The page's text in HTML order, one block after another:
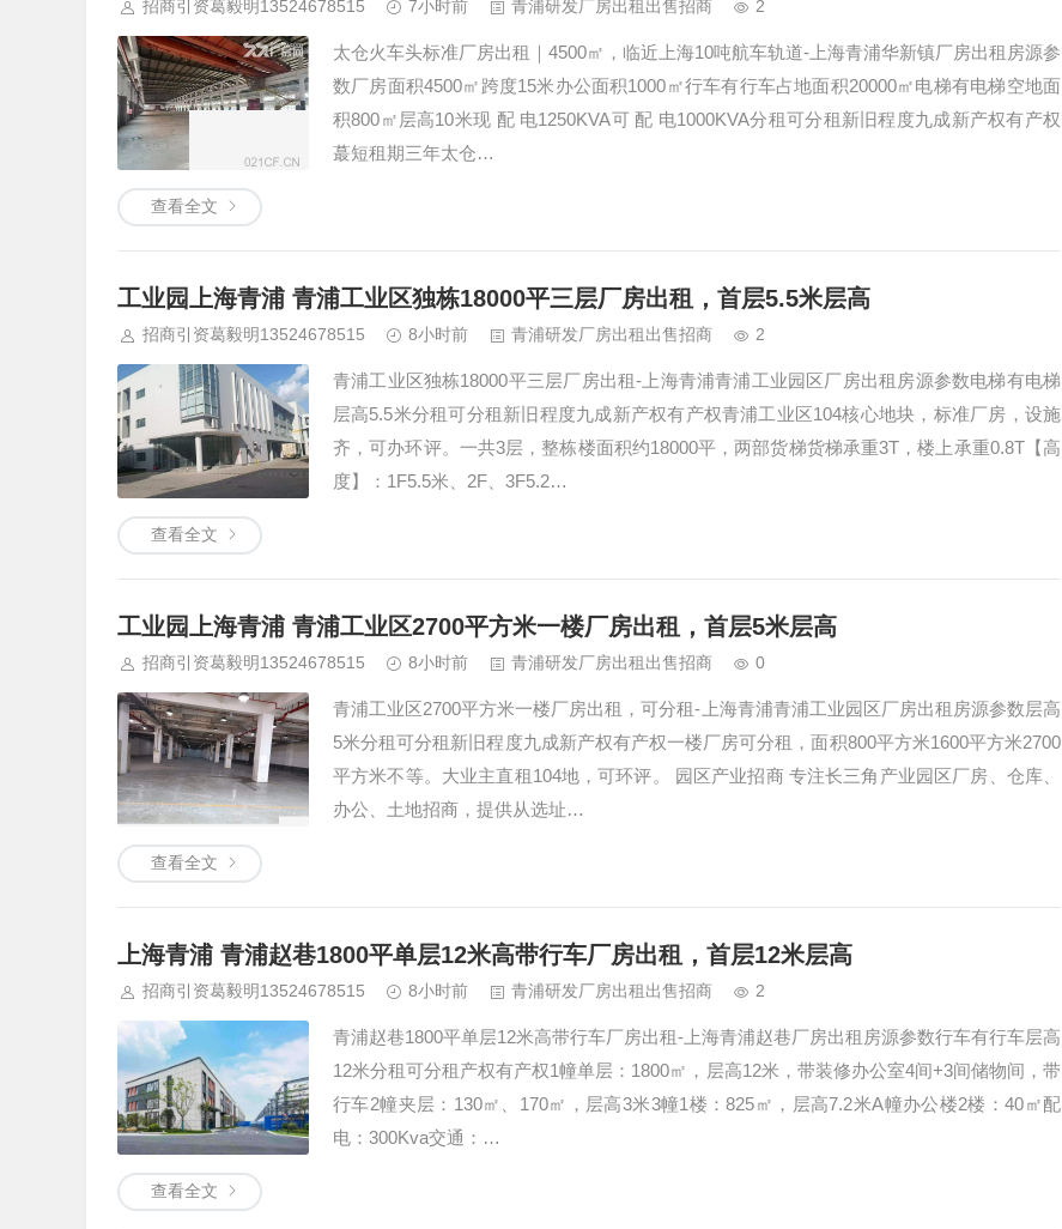
招商引资葛毅明13524678515 7小时前 青浦研发厂房出租出售招商 2
太仓火车头标准厂房出租｜4500㎡，临近上海10吨航车轨道-上海青浦华新镇厂房出租房源参
数厂房面积4500㎡跨度15米办公面积1000㎡行车有行车占地面积20000㎡电梯有电梯空地面
积800㎡层高10米现 配 电1250KVA可 配 电1000KVA分租可分租新旧程度九成新产权有产权
蕞短租期三年太仓…
查看全文
工业园上海青浦 青浦工业区独栋18000平三层厂房出租，首层5.5米层高
招商引资葛毅明13524678515 8小时前 青浦研发厂房出租出售招商 2
青浦工业区独栋18000平三层厂房出租-上海青浦青浦工业园区厂房出租房源参数电梯有电梯
层高5.5米分租可分租新旧程度九成新产权有产权青浦工业区104核心地块，标准厂房，设施
齐，可办环评。一共3层，整栋楼面积约18000平，两部货梯货梯承重3T，楼上承重0.8T【高
度】：1F5.5米、2F、3F5.2…
查看全文
工业园上海青浦 青浦工业区2700平方米一楼厂房出租，首层5米层高
招商引资葛毅明13524678515 8小时前 青浦研发厂房出租出售招商 0
青浦工业区2700平方米一楼厂房出租，可分租-上海青浦青浦工业园区厂房出租房源参数层高
5米分租可分租新旧程度九成新产权有产权一楼厂房可分租，面积800平方米1600平方米2700
平方米不等。大业主直租104地，可环评。 园区产业招商 专注长三角产业园区厂房、仓库、
办公、土地招商，提供从选址…
查看全文
上海青浦 青浦赵巷1800平单层12米高带行车厂房出租，首层12米层高
招商引资葛毅明13524678515 8小时前 青浦研发厂房出租出售招商 2
青浦赵巷1800平单层12米高带行车厂房出租-上海青浦赵巷厂房出租房源参数行车有行车层高
12米分租可分租产权有产权1幢单层：1800㎡，层高12米，带装修办公室4间+3间储物间，带
行车2幢夹层：130㎡、170㎡，层高3米3幢1楼：825㎡，层高7.2米A幢办公楼2楼：40㎡配
电：300Kva交通：…
查看全文